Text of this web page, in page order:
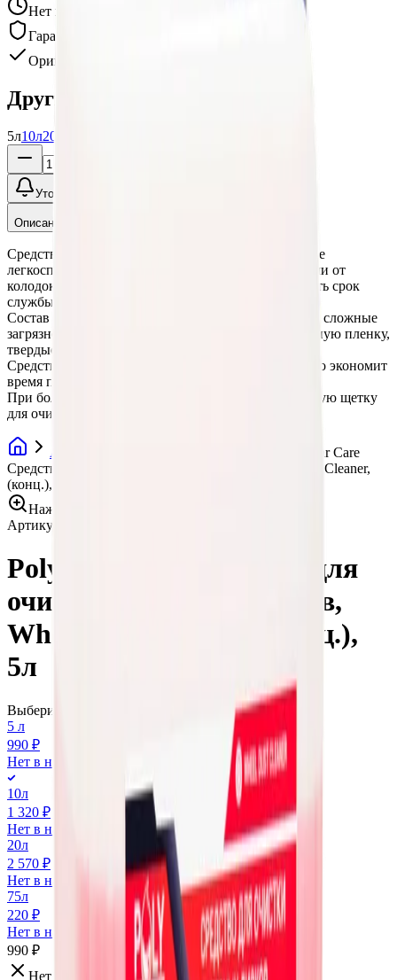
Нет в наличии
Гарантия качества
Оригинал
Другие варианты:
5л10л20л
Уточнить наличие
Описание
Средство для очистки колесных дисков, в том числе
легкосплавных, от дорожной грязи, тормозной пыли от
колодок и прочих загрязнений. Позволяет сохранить срок
службы и оригинальный блеск колесного диска.
Состав Wheel Dust Cleaner позволяет удалять самые сложные
загрязнения, такие как, асфальтную крошку, битумную пленку,
твердые отложения на тормозах, пятна смолы и пр.
Средство имеет минимальный расход и значительно экономит
время при очистке дисков.
При большом слое нагара, использовать специальную щетку
для очистки дисков или губку.
Автохимия
Poly Car Care
Средство для очистки колесных дисков, Wheel Dust Cleaner,
(конц.), 5л
Нажмите для увеличения
Артикул:
Poly Car Care Средство для
очистки колесных дисков,
Wheel Dust Cleaner, (конц.),
5л
Выберите вариант:
5 л
990 ₽
Нет в наличии
10л
1 320 ₽
Нет в наличии
20л
2 570 ₽
Нет в наличии
75л
220 ₽
Нет в наличии
990 ₽
Нет в наличии